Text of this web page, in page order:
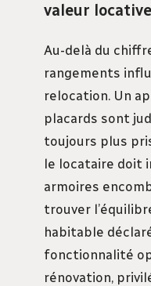
valeur locative
Au-delà du
rangements
relocation. Un
placards sont
toujours plus
le locataire doit
armoires
trouver
habitable
fonctionnalité
rénovation,